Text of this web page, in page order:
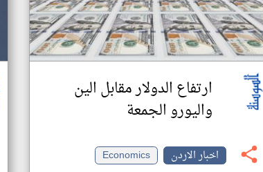
ارتفاع الدولار مقابل الين
واليورو الجمعة
اخبار الاردن
Economics